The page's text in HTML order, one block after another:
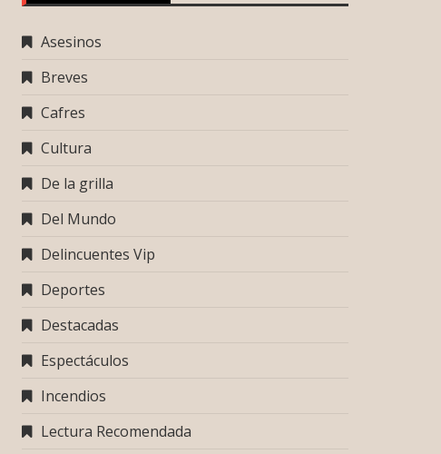
Asesinos
Breves
Cafres
Cultura
De la grilla
Del Mundo
Delincuentes Vip
Deportes
Destacadas
Espectáculos
Incendios
Lectura Recomendada